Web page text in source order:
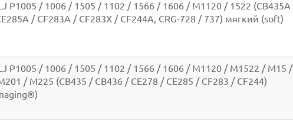
P1005 / 1006 / 1505 / 1102 / 1566 / 1606 / M1120 / 1522 (CB435A
/ CF283A / CF283X / CF244A, CRG-728 / 737) мягкий (soft)
P1005 / 1006 / 1505 / 1102 / 1566 / 1606 / M1120 / M1522 / M15 /
/ M225 (CB435 / CB436 / CE278 / CE285 / CF283 / CF244)